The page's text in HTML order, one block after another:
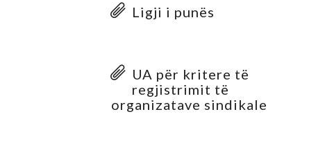
Ligji i punës
UA për kritere të
regjistrimit të
organizatave sindikale